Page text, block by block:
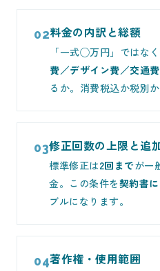
02料金の内訳と総額
「一式◯万円」ではなく
費／デザイン費／交通費
るか。消費税込か税別か
03修正回数の上限と追
標準修正は2回までが一
金。この条件を契約書
ブルになります。
04著作権・使用範囲